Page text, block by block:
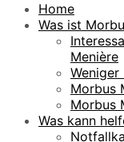
Home
Was ist
Menière
Morbus
Morbus
Was kann